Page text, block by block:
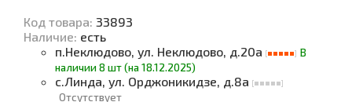
Код товара: 33893
Наличие: есть
п.Неклюдово, ул. Неклюдово, д.20а
В
наличии 8 шт (на 18.12.2025)
с.Линда, ул. Орджоникидзе, д.8а
Отсутствует